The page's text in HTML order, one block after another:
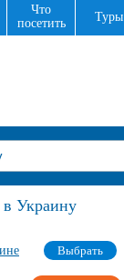
Что
посетить
Туры
Украину
Выбрать